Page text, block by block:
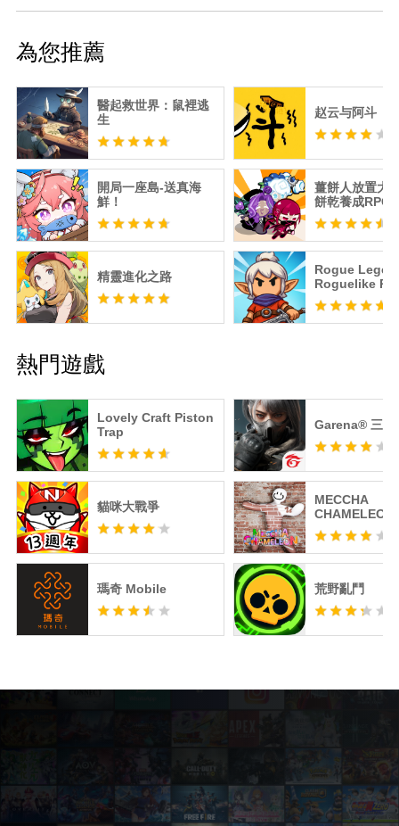
為您推薦
醫起救世界：鼠裡逃
生
赵云与阿斗
開局一座島-送真海
鮮！
薑餅人放置大
餅乾養成RPG
精靈進化之路
Rogue
Roguelike
熱門遊戲
Lovely Craft Piston
Trap
貓咪大戰爭
瑪奇 Mobile
Garena® 三角
MECCHA
CHAMELEON
荒野亂鬥